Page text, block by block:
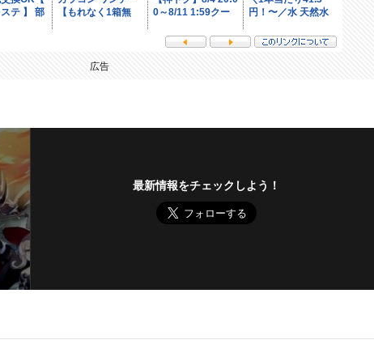
広告
最新情報をチェックしよう！